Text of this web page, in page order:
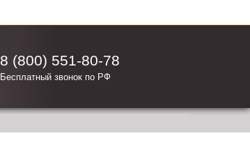
8 (800) 551-80-78
Бесплатный звонок по РФ